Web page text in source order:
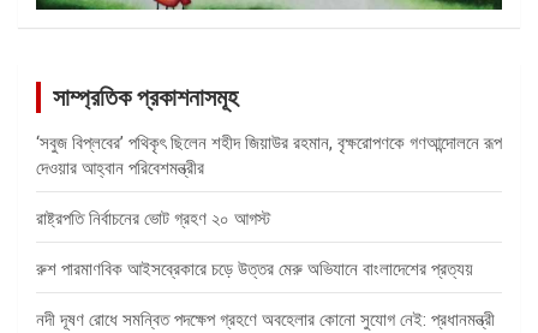
সাম্প্রতিক প্রকাশনাসমূহ
‘সবুজ বিপ্লবের’ পথিকৃৎ ছিলেন শহীদ জিয়াউর রহমান, বৃক্ষরোপণকে গণআন্দোলনে রূপ
দেওয়ার আহ্বান পরিবেশমন্ত্রীর
রাষ্ট্রপতি নির্বাচনের ভোট গ্রহণ ২০ আগস্ট
রুশ পারমাণবিক আইসব্রেকারে চড়ে উত্তর মেরু অভিযানে বাংলাদেশের প্রত্যয়
নদী দূষণ রোধে সমন্বিত পদক্ষেপ গ্রহণে অবহেলার কোনো সুযোগ নেই: প্রধানমন্ত্রী